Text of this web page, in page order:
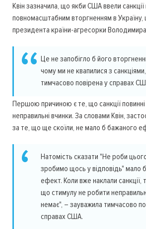
Квін зазначила, що якби США ввели санкції
повномасштабним вторгненням в Україну,
президента країни-агресорки Володимира
Це не запобігло б його
чому ми не квапилися з
тимчасово повірена у справах
Першою причиною є те, що санкції
неправильні вчинки. За словами Квін,
за те, що ще скоїли, не мало б бажаного
Натомість сказати "Не роби
зробимо щось у відповідь" мало
ефект. Коли вже наклали санкції,
що стимулу не робити
немає", – зауважила тимчасово
справах США.